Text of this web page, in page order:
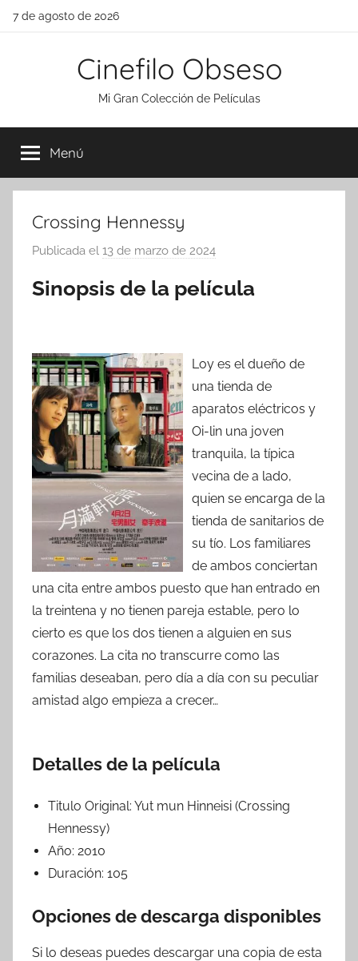
Saltar
7 de agosto de 2026
Cinefilo Obseso
Mi Gran Colección de Películas
Menú
Crossing Hennessy
Publicada el 13 de marzo de 2024
r
Sinopsis de la película
Loy es el dueño de
una tienda de
aparatos eléctricos y
Oi-lin una joven
tranquila, la típica
vecina de a lado,
quien se encarga de la
tienda de sanitarios de
su tío. Los familiares
de ambos conciertan
una cita entre ambos puesto que han entrado en
la treintena y no tienen pareja estable, pero lo
cierto es que los dos tienen a alguien en sus
corazones. La cita no transcurre como las
familias deseaban, pero día a día con su peculiar
amistad algo empieza a crecer…
Detalles de la película
Titulo Original: Yut mun Hinneisi (Crossing
Hennessy)
Año: 2010
Duración: 105
Opciones de descarga disponibles
Si lo deseas puedes descargar una copia de esta